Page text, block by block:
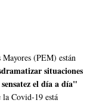
(PEM) están
situaciones
el día a día"
la Covid-19 está